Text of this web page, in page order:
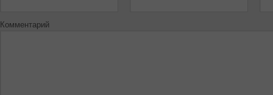
Комментарий